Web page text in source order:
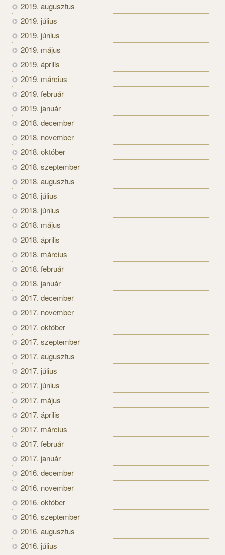
2019. augusztus
2019. július
2019. június
2019. május
2019. április
2019. március
2019. február
2019. január
2018. december
2018. november
2018. október
2018. szeptember
2018. augusztus
2018. július
2018. június
2018. május
2018. április
2018. március
2018. február
2018. január
2017. december
2017. november
2017. október
2017. szeptember
2017. augusztus
2017. július
2017. június
2017. május
2017. április
2017. március
2017. február
2017. január
2016. december
2016. november
2016. október
2016. szeptember
2016. augusztus
2016. július